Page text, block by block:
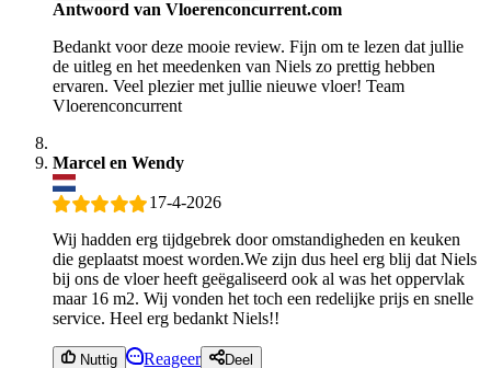
Antwoord van Vloerenconcurrent.com
Bedankt voor deze mooie review. Fijn om te lezen dat jullie
de uitleg en het meedenken van Niels zo prettig hebben
ervaren. Veel plezier met jullie nieuwe vloer! Team
Vloerenconcurrent
Marcel en Wendy
17-4-2026
Wij hadden erg tijdgebrek door omstandigheden en keuken
die geplaatst moest worden.We zijn dus heel erg blij dat Niels
bij ons de vloer heeft geëgaliseerd ook al was het oppervlak
maar 16 m2. Wij vonden het toch een redelijke prijs en snelle
service. Heel erg bedankt Niels!!
Nuttig Reageer Deel